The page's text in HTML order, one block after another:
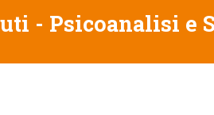
- Psicoanalisi e